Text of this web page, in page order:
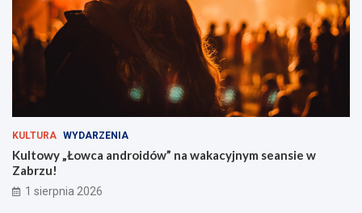
u
ż
z
i
e
m
!
KULTURA WYDARZENIA
Kultowy „Łowca androidów” na wakacyjnym seansie w
Zabrzu!
1 sierpnia 2026